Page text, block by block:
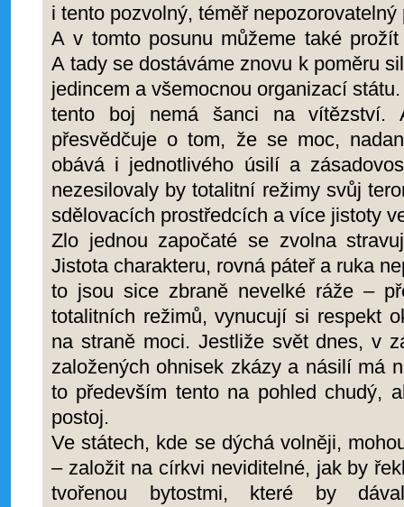
i tento pozvolný, téměř nepozorovatelný
A v tomto posunu můžeme také
A tady se dostáváme znovu k poměru
jedincem a všemocnou organizací
tento boj nemá šanci na vítězství.
přesvědčuje o tom, že se moc,
obává i jednotlivého úsilí a
nezesilovaly by totalitní režimy svůj
sdělovacích prostředcích a více jistoty
Zlo jednou započaté se zvolna
Jistota charakteru, rovná páteř a ruka
to jsou sice zbraně nevelké ráže –
totalitních režimů, vynucují si respekt
na straně moci. Jestliže svět dnes, v
založených ohnisek zkázy a násilí má
to především tento na pohled chudý,
postoj.
Ve státech, kde se dýchá volněji,
– založit na církvi neviditelné, jak by
tvořenou bytostmi, které by